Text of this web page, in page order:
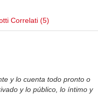
Correlati (5)
y lo cuenta todo pronto o
y lo público, lo íntimo y